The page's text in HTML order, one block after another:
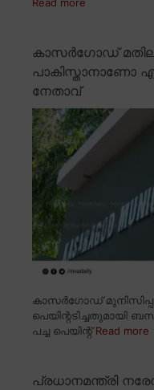
Read more
കാസർഗോഡ്
പാകിസ്താനാണോ
നേതാവ്
കാസർഗോഡ്
പെയിന്റടിച്ചതുമായി
പച്ച പെയിന്റ്Read more
പ്രധാനമന്ത്രി